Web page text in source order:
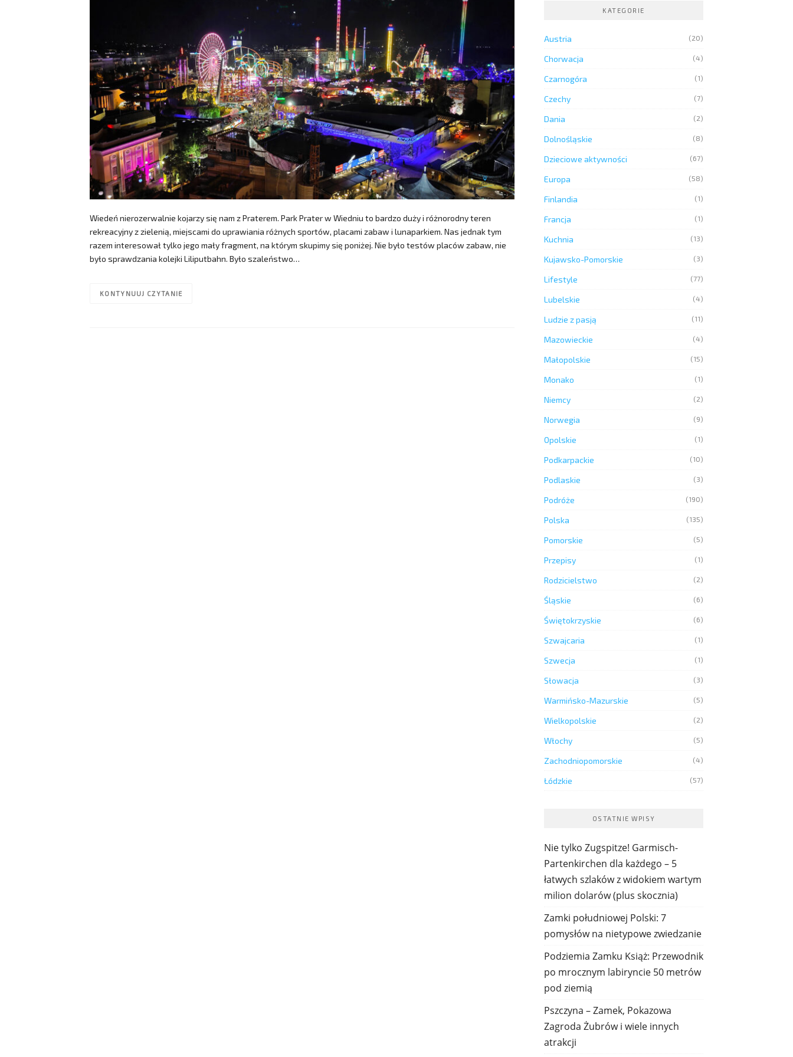
Wiedeń nierozerwalnie kojarzy się nam z Praterem. Park Prater w Wiedniu to bardzo duży i różnorodny teren
rekreacyjny z zielenią, miejscami do uprawiania różnych sportów, placami zabaw i lunaparkiem. Nas jednak tym
razem interesował tylko jego mały fragment, na którym skupimy się poniżej. Nie było testów placów zabaw, nie
było sprawdzania kolejki Liliputbahn. Było szaleństwo…
KONTYNUUJ CZYTANIE
KATEGORIE
Austria (20)
Chorwacja (4)
Czarnogóra (1)
Czechy (7)
Dania (2)
Dolnośląskie (8)
Dzieciowe aktywności (67)
Europa (58)
Finlandia (1)
Francja (1)
Kuchnia (13)
Kujawsko-Pomorskie (3)
Lifestyle (77)
Lubelskie (4)
Ludzie z pasją (11)
Mazowieckie (4)
Małopolskie (15)
Monako (1)
Niemcy (2)
Norwegia (9)
Opolskie (1)
Podkarpackie (10)
Podlaskie (3)
Podróże (190)
Polska (135)
Pomorskie (5)
Przepisy (1)
Rodzicielstwo (2)
Śląskie (6)
Świętokrzyskie (6)
Szwajcaria (1)
Szwecja (1)
Słowacja (3)
Warmińsko-Mazurskie (5)
Wielkopolskie (2)
Włochy (5)
Zachodniopomorskie (4)
Łódzkie (57)
OSTATNIE WPISY
Nie tylko Zugspitze! Garmisch-
Partenkirchen dla każdego – 5
łatwych szlaków z widokiem wartym
milion dolarów (plus skocznia)
Zamki południowej Polski: 7
pomysłów na nietypowe zwiedzanie
Podziemia Zamku Książ: Przewodnik
po mrocznym labiryncie 50 metrów
pod ziemią
Pszczyna – Zamek, Pokazowa
Zagroda Żubrów i wiele innych
atrakcji